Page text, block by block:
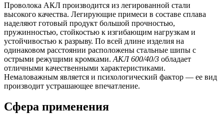
Проволока АКЛ производится из легированной стали
высокого качества. Легирующие примеси в составе сплава
наделяют готовый продукт большой прочностью,
пружинностью, стойкостью к изгибающим нагрузкам и
устойчивостью к разрыву. По всей длине изделия на
одинаковом расстоянии расположены стальные шипы с
острыми режущими кромками. АКЛ 600/40/3 обладает
отличными качественными характеристиками.
Немаловажным является и психологический фактор — ее вид
производит устрашающее впечатление.
Сфера применения